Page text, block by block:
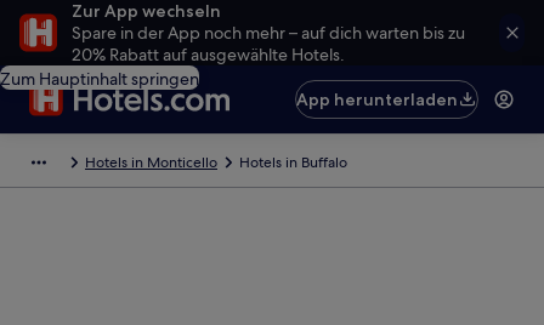
Zur App wechseln
Spare in der App noch mehr – auf dich warten bis zu
20% Rabatt auf ausgewählte Hotels.
Zum Hauptinhalt springen
App herunterladen
Hotels in Monticello Hotels in Buffalo